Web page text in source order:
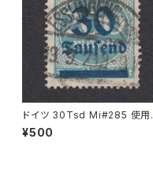
ドイツ 30Tsd Mi#285 使用
み切手｜ESSLINGEN
r) 19.9.1923
¥500